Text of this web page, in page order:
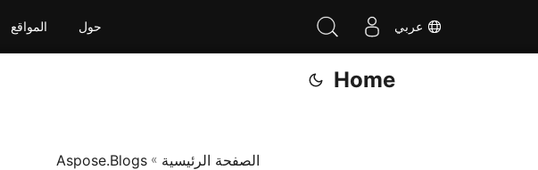
عربي المواقع حول
Home
الصفحة الرئيسية »
Aspose.Blogs